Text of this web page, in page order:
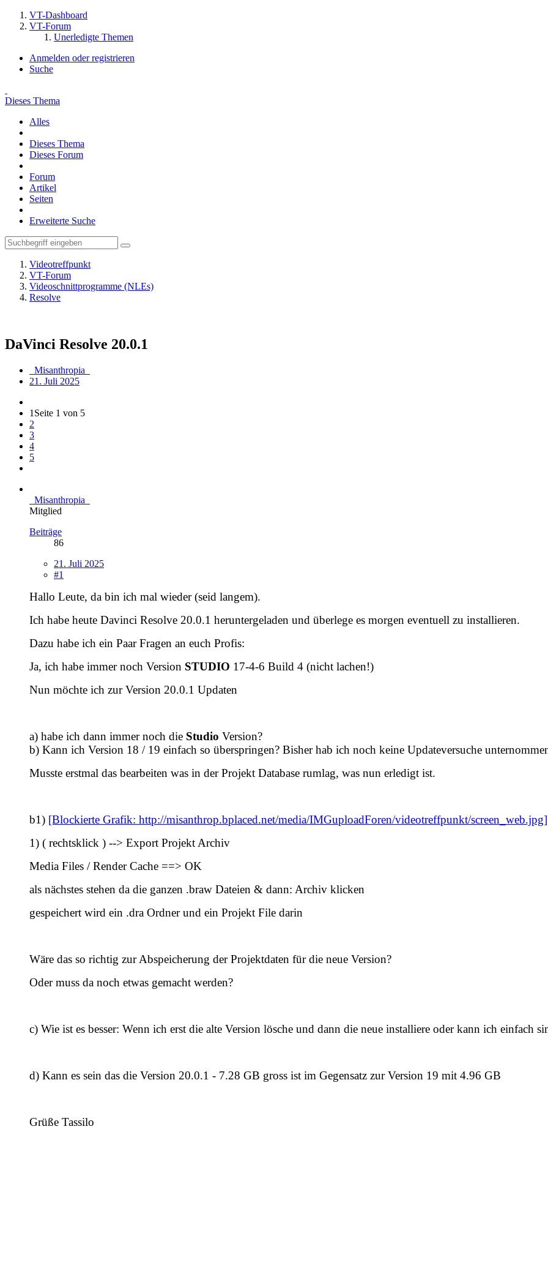
VT-Dashboard
VT-Forum
Unerledigte Themen
Anmelden oder registrieren
Suche
Dieses Thema
Alles
Dieses Thema
Dieses Forum
Forum
Artikel
Seiten
Erweiterte Suche
Videotreffpunkt
VT-Forum
Videoschnittprogramme (NLEs)
Resolve
DaVinci Resolve 20.0.1
_Misanthropia_
21. Juli 2025
1 Seite 1 von 5
2
3
4
5
_Misanthropia_
Mitglied
Beiträge
86
21. Juli 2025
#1
Hallo Leute, da bin ich mal wieder (seid langem).
Ich habe heute Davinci Resolve 20.0.1 heruntergeladen und überlege es morgen eventuell zu installieren.
Dazu habe ich ein Paar Fragen an euch Profis:
Ja, ich habe immer noch Version STUDIO 17-4-6 Build 4 (nicht lachen!)
Nun möchte ich zur Version 20.0.1 Updaten
a) habe ich dann immer noch die Studio Version?
b) Kann ich Version 18 / 19 einfach so überspringen? Bisher hab ich noch keine Updateversuche
Musste erstmal das bearbeiten was in der Projekt Database rumlag, was nun erledigt ist.
b1) [Blockierte Grafik: http://misanthrop.bplaced.net/media/IMGuploadForen/videotreffpunkt/
1) ( rechtsklick ) --> Export Projekt Archiv
Media Files / Render Cache ==> OK
als nächstes stehen da die ganzen .braw Dateien & dann: Archiv klicken
gespeichert wird ein .dra Ordner und ein Projekt File darin
Wäre das so richtig zur Abspeicherung der Projektdaten für die neue Version?
Oder muss da noch etwas gemacht werden?
c) Wie ist es besser: Wenn ich erst die alte Version lösche und dann die neue installiere oder kann ich einfach
d) Kann es sein das die Version 20.0.1 - 7.28 GB gross ist im Gegensatz zur Version 19 mit 4.96 GB
Grüße Tassilo